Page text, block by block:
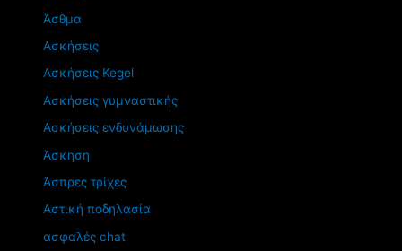
Άσθμα
Ασκήσεις
Ασκήσεις Kegel
Ασκήσεις γυμναστικής
Ασκήσεις ενδυνάμωσης
Άσκηση
Άσπρες τρίχες
Αστική ποδηλασία
ασφαλές chat